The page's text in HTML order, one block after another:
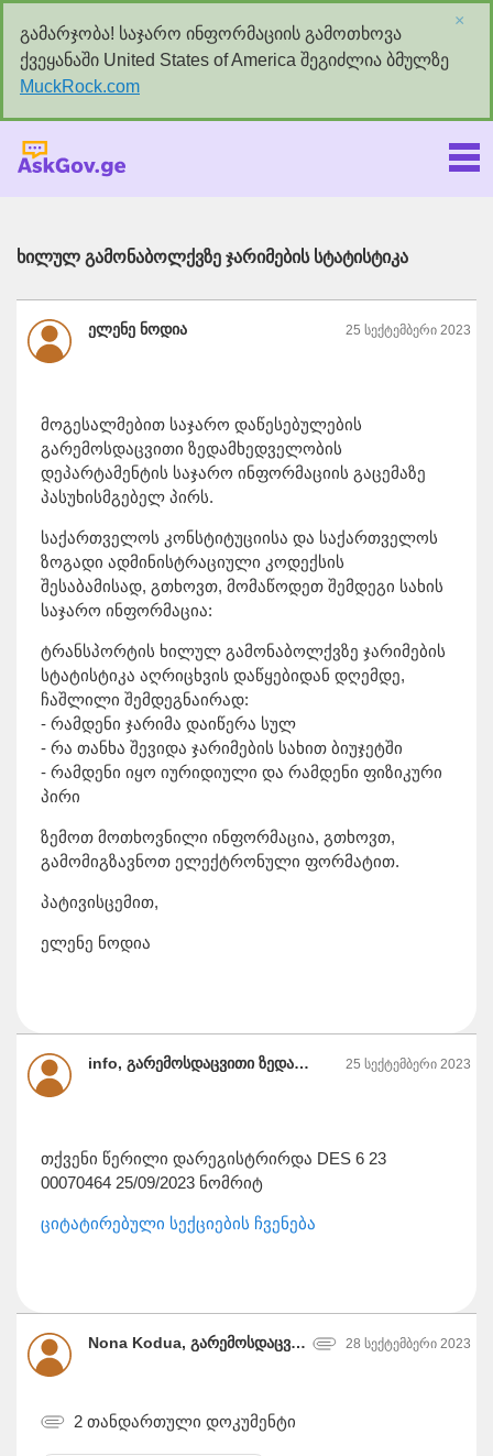
გამარჯობა! საჯარო ინფორმაციის გამოთხოვა
ქვეყანაში United States of America შეგიძლია ბმულზე
MuckRock.com
×
ხილულ გამონაბოლქვზე ჯარიმების სტატისტიკა
ელენე ნოდია 25 სექტემბერი 2023
მოგესალმებით საჯარო დაწესებულების
გარემოსდაცვითი ზედამხედველობის
დეპარტამენტის საჯარო ინფორმაციის გაცემაზე
პასუხისმგებელ პირს.
საქართველოს კონსტიტუციისა და საქართველოს
ზოგადი ადმინისტრაციული კოდექსის
შესაბამისად, გთხოვთ, მომაწოდეთ შემდეგი სახის
საჯარო ინფორმაცია:
ტრანსპორტის ხილულ გამონაბოლქვზე ჯარიმების
სტატისტიკა აღრიცხვის დაწყებიდან დღემდე,
ჩაშლილი შემდეგნაირად:
- რამდენი ჯარიმა დაიწერა სულ
- რა თანხა შევიდა ჯარიმების სახით ბიუჯეტში
- რამდენი იყო იურიდიული და რამდენი ფიზიკური
პირი
ზემოთ მოთხოვნილი ინფორმაცია, გთხოვთ,
გამომიგზავნოთ ელექტრონული ფორმატით.
პატივისცემით,
ელენე ნოდია
info, გარემოსდაცვითი ზედამხედველობის დეპარტამენტი 25 სექტემბერი 2023
თქვენი წერილი დარეგისტრირდა DES 6 23
00070464 25/09/2023 ნომრიტ
ციტატირებული სექციების ჩვენება
Nona Kodua, გარემოსდაცვითი ზედამხედველობის დეპარტამენტი 28 სექტემბერი 2023
2 თანდართული დოკუმენტი